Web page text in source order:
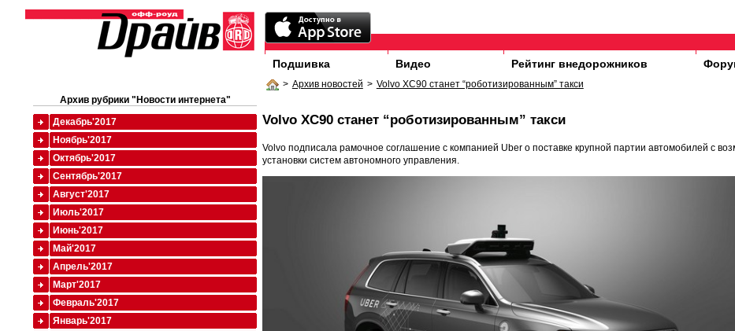
Подшивка Видео Рейтинг внедорожников
> Архив новостей > Volvo XC90 станет “роботизированным” такси
Volvo XC90 станет “роботизированным” такси
Volvo подписала рамочное соглашение с компанией Uber о поставке крупной партии автомобилей с
установки систем автономного управления.
Архив рубрики "Новости интернета"
Декабрь'2017
Ноябрь'2017
Октябрь'2017
Сентябрь'2017
Август'2017
Июль'2017
Июнь'2017
Май'2017
Апрель'2017
Март'2017
Февраль'2017
Январь'2017